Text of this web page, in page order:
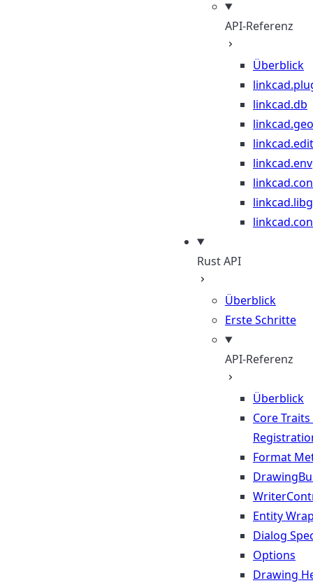
API-Referenz
Überblick
linkcad.db
linkcad.edit
linkcad.env
Rust API
Überblick
Erste Schritte
API-Referenz
Überblick
Core
Format
Entity
Dialog
Options
Drawing